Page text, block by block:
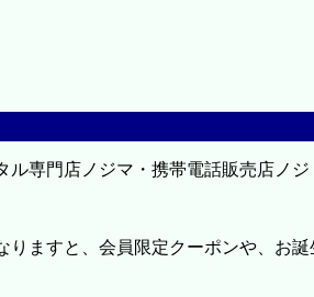
ル専門店ノジマ・携帯電話販売店ノ
りますと、会員限定クーポンや、お